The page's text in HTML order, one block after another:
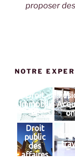
proposer
NOTRE
Droit
Immobili
er
Droit
public
des
affaires